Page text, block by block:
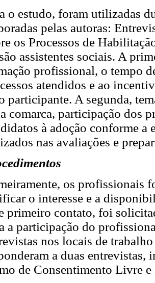
o estudo, foram utilizadas
pelas autoras:
os Processos de
assistentes sociais. A
profissional, o tempo
atendidos e ao
participante. A segunda,
comarca, participação dos
à adoção conforme
nas avaliações e
os profissionais
o interesse e a
primeiro contato, foi
a participação do
nos locais de
a duas entrevistas,
de Consentimento Livre e